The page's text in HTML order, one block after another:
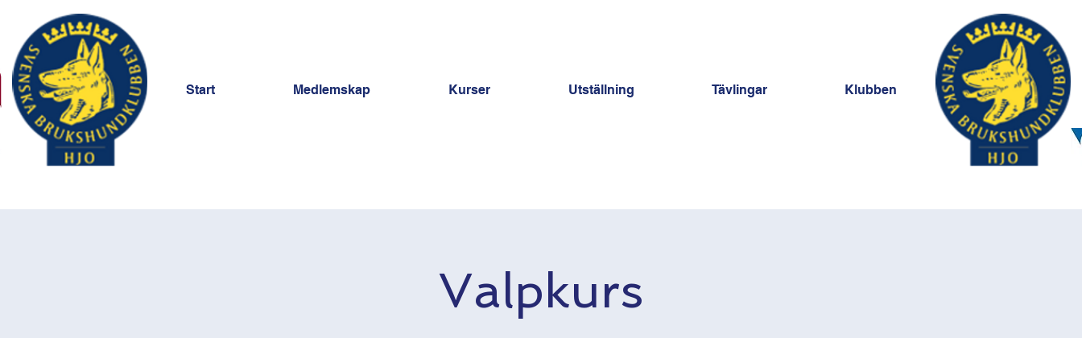
Start Medlemskap Kurser Utställning Tävlingar Klubben
Valpkurs